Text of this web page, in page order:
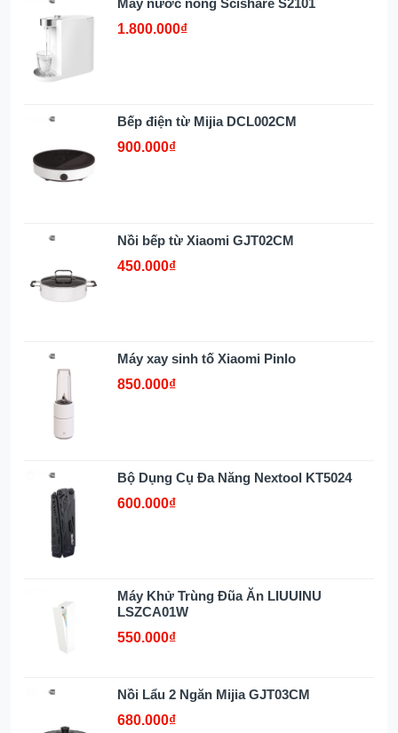
1.800.000₫
Bếp điện từ Mijia DCL002CM
900.000₫
Nồi bếp từ Xiaomi GJT02CM
450.000₫
Máy xay sinh tố Xiaomi Pinlo
850.000₫
Bộ Dụng Cụ Đa Năng Nextool KT5024
600.000₫
Máy Khử Trùng Đũa Ăn LIUUINU
LSZCA01W
550.000₫
Nồi Lẩu 2 Ngăn Mijia GJT03CM
680.000₫